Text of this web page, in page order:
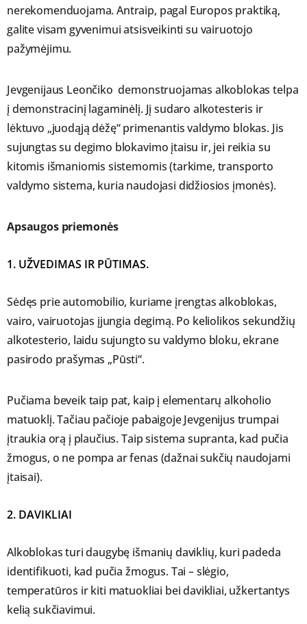
nerekomenduojama. Antraip, pagal Europos praktiką,
galite visam gyvenimui atsisveikinti su vairuotojo
pažymėjimu.
Jevgenijaus Leončiko demonstruojamas alkoblokas telpa
į demonstracinį lagaminėlį. Jį sudaro alkotesteris ir
lėktuvo „juodąją dėžę“ primenantis valdymo blokas. Jis
sujungtas su degimo blokavimo įtaisu ir, jei reikia su
kitomis išmaniomis sistemomis (tarkime, transporto
valdymo sistema, kuria naudojasi didžiosios įmonės).
Apsaugos priemonės
1. UŽVEDIMAS IR PŪTIMAS.
Sėdęs prie automobilio, kuriame įrengtas alkoblokas,
vairo, vairuotojas įjungia degimą. Po keliolikos sekundžių
alkotesterio, laidu sujungto su valdymo bloku, ekrane
pasirodo prašymas „Pūsti“.
Pučiama beveik taip pat, kaip į elementarų alkoholio
matuoklį. Tačiau pačioje pabaigoje Jevgenijus trumpai
įtraukia orą į plaučius. Taip sistema supranta, kad pučia
žmogus, o ne pompa ar fenas (dažnai sukčių naudojami
įtaisai).
2. DAVIKLIAI
Alkoblokas turi daugybę išmanių daviklių, kuri padeda
identifikuoti, kad pučia žmogus. Tai – slėgio,
temperatūros ir kiti matuokliai bei davikliai, užkertantys
kelią sukčiavimui.